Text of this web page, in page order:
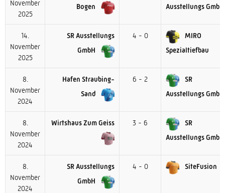
November
2025
Bogen
Ausstellungs GmbH
14.
November
2025
SR Ausstellungs
GmbH
4 - 0
MIRO
Spezialtiefbau
8.
November
2024
Hafen Straubing-
Sand
6 - 2
SR
Ausstellungs GmbH
8.
November
2024
Wirtshaus Zum Geiss 3 - 6
SR
Ausstellungs GmbH
8.
November
2024
SR Ausstellungs
GmbH
4 - 0 SiteFusion